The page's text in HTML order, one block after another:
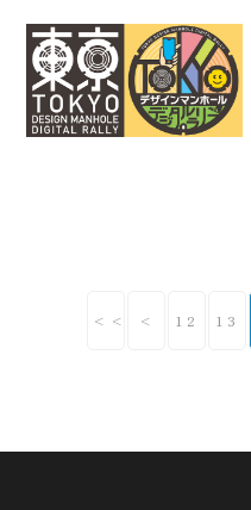
ルラリー
<< < 12 13